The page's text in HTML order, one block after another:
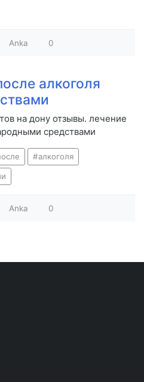
Anka 0
алкоголя
на дону отзывы. лечение
средствами
алкоголя
Anka 0